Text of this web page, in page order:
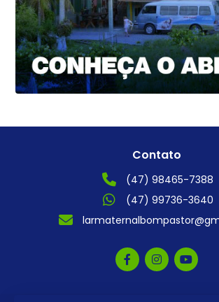
Contato
(47) 98465-7388
(47) 99736-3640